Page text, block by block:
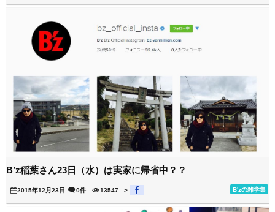
B’z稲葉さん23日（水）は実家に帰省中？？
2015年12月23日 B'zの雑学集
0件 13547 >